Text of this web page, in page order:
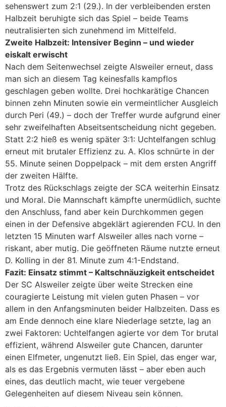
sehenswert zum 2:1 (29.). In der verbleibenden ersten
Halbzeit beruhigte sich das Spiel – beide Teams
neutralisierten sich zunehmend im Mittelfeld.
Zweite Halbzeit: Intensiver Beginn – und wieder
eiskalt erwischt
Nach dem Seitenwechsel zeigte Alsweiler erneut, dass
man sich an diesem Tag keinesfalls kampflos
geschlagen geben wollte. Drei hochkarätige Chancen
binnen zehn Minuten sowie ein vermeintlicher Ausgleich
durch Peri (49.) – doch der Treffer wurde aufgrund einer
sehr zweifelhaften Abseitsentscheidung nicht gegeben.
Statt 2:2 hieß es wenig später 3:1: Uchtelfangen schlug
erneut mit brutaler Effizienz zu. A. Klos schnürte in der
55. Minute seinen Doppelpack – mit dem ersten Angriff
der zweiten Hälfte.
Trotz des Rückschlags zeigte der SCA weiterhin Einsatz
und Moral. Die Mannschaft kämpfte unermüdlich, suchte
den Anschluss, fand aber kein Durchkommen gegen
einen in der Defensive abgeklärt agierenden FCU. In den
letzten 15 Minuten warf Alsweiler alles nach vorne –
riskant, aber mutig. Die geöffneten Räume nutzte erneut
D. Kolling in der 81. Minute zum 4:1-Endstand.
Fazit: Einsatz stimmt – Kaltschnäuzigkeit entscheidet
Der SC Alsweiler zeigte über weite Strecken eine
couragierte Leistung mit vielen guten Phasen – vor
allem in den Anfangsminuten beider Halbzeiten. Dass es
am Ende dennoch eine klare Niederlage setzte, lag an
zwei Faktoren: Uchtelfangen agierte vor dem Tor brutal
effizient, während Alsweiler gute Chancen, darunter
einen Elfmeter, ungenutzt ließ. Ein Spiel, das enger war,
als es das Ergebnis vermuten lässt – aber eben auch
eines, das deutlich macht, wie teuer vergebene
Gelegenheiten auf diesem Niveau sein können.